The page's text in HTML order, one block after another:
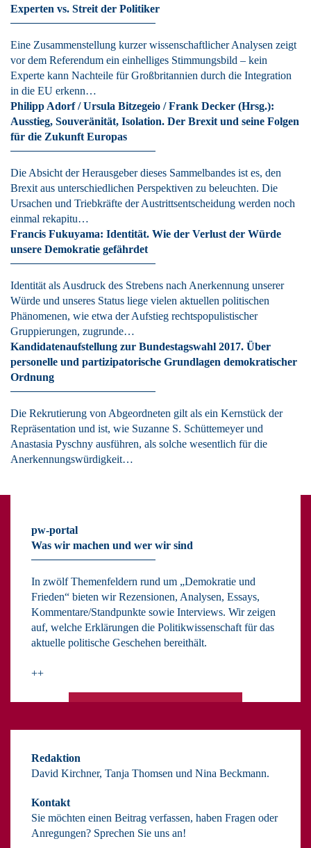
Experten vs. Streit der Politiker
Eine Zusammenstellung kurzer wissenschaftlicher Analysen zeigt
vor dem Referendum ein einhelliges Stimmungsbild – kein
Experte kann Nachteile für Großbritannien durch die Integration
in die EU erkenn…
Philipp Adorf / Ursula Bitzegeio / Frank Decker (Hrsg.):
Ausstieg, Souveränität, Isolation. Der Brexit und seine Folgen
für die Zukunft Europas
Die Absicht der Herausgeber dieses Sammelbandes ist es, den
Brexit aus unterschiedlichen Perspektiven zu beleuchten. Die
Ursachen und Triebkräfte der Austrittsentscheidung werden noch
einmal rekapitu…
Francis Fukuyama: Identität. Wie der Verlust der Würde
unsere Demokratie gefährdet
Identität als Ausdruck des Strebens nach Anerkennung unserer
Würde und unseres Status liege vielen aktuellen politischen
Phänomenen, wie etwa der Aufstieg rechtspopulistischer
Gruppierungen, zugrunde…
Kandidatenaufstellung zur Bundestagswahl 2017. Über
personelle und partizipatorische Grundlagen demokratischer
Ordnung
Die Rekrutierung von Abgeordneten gilt als ein Kernstück der
Repräsentation und ist, wie Suzanne S. Schüttemeyer und
Anastasia Pyschny ausführen, als solche wesentlich für die
Anerkennungswürdigkeit…
pw-portal
Was wir machen und wer wir sind
In zwölf Themenfeldern rund um „Demokratie und
Frieden“ bieten wir Rezensionen, Analysen, Essays,
Kommentare/Standpunkte sowie Interviews. Wir zeigen
auf, welche Erklärungen die Politikwissenschaft für das
aktuelle politische Geschehen bereithält.
++
Redaktion
David Kirchner, Tanja Thomsen und Nina Beckmann.
Kontakt
Sie möchten einen Beitrag verfassen, haben Fragen oder
Anregungen? Sprechen Sie uns an!